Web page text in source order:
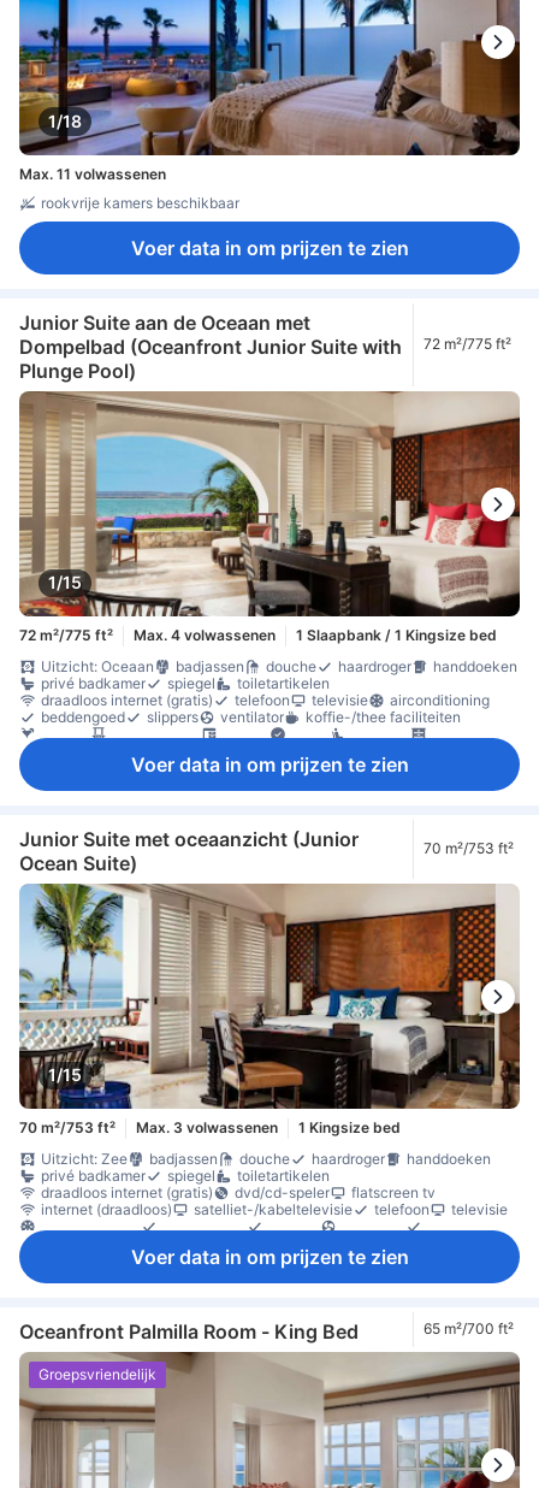
1/18
Max. 11 volwassenen
rookvrije kamers beschikbaar
Voer data in om prijzen te zien
Junior Suite aan de Oceaan met
Dompelbad (Oceanfront Junior Suite with
Plunge Pool)
72 m²/775 ft²
1/15
72 m²/775 ft² Max. 4 volwassenen
1 Slaapbank / 1 Kingsize bed
Uitzicht: Oceaan
badjassen douche haardroger
handdoeken
privé badkamer
spiegel
toiletartikelen
draadloos internet (gratis)
telefoon televisie
airconditioning
beddengoed
slippers ventilator
koffie-/thee faciliteiten
Voer data in om prijzen te zien
Junior Suite met oceaanzicht (Junior
Ocean Suite)
70 m²/753 ft²
1/15
70 m²/753 ft² Max. 3 volwassenen
1 Kingsize bed
Uitzicht: Zee
badjassen douche haardroger
handdoeken
privé badkamer
spiegel
toiletartikelen
draadloos internet (gratis)
dvd/cd-speler
flatscreen tv
internet (draadloos)
satelliet-/kabeltelevisie telefoon
televisie
zitruimte kledingkast
strijkfaciliteiten
Voer data in om prijzen te zien
Oceanfront Palmilla Room - King Bed 65 m²/700 ft²
Groepsvriendelijk